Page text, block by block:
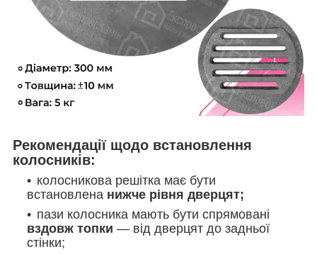
Рекомендації щодо встановлення
колосників:
колосникова решітка має бути
встановлена нижче рівня дверцят;
пази колосника мають бути спрямовані
вздовж топки — від дверцят до задньої
стінки;